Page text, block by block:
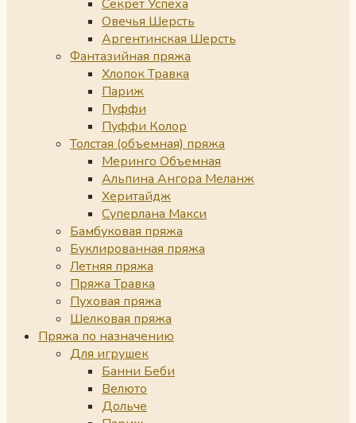
Секрет Успеха
Овечья Шерсть
Аргентинская Шерсть
Фантазийная пряжа
Хлопок Травка
Париж
Пуффи
Пуффи Колор
Толстая (объемная) пряжа
Меринго Объемная
Альпина Ангора Меланж
Херитайдж
Суперлана Макси
Бамбуковая пряжа
Буклированная пряжа
Летняя пряжа
Пряжа Травка
Пуховая пряжа
Шелковая пряжа
Пряжа по назначению
Для игрушек
Банни Беби
Велюто
Дольче